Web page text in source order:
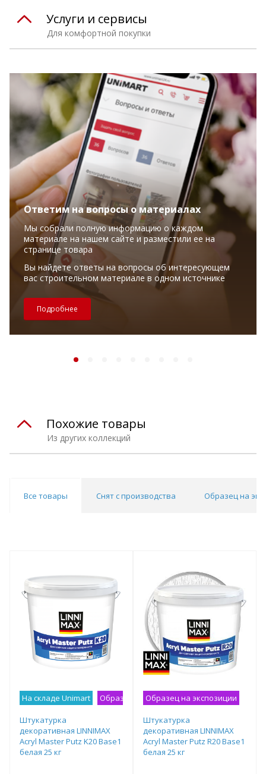
Для комфортной покупки
Услуги и сервисы
Ответим на вопросы о материалах
Мы собрали полную информацию о каждом
материале на нашем сайте и разместили ее на
странице товара
Вы найдете ответы на вопросы об интересующем
вас строительном материале в одном источнике
Подробнее
Из других коллекций
Похожие товары
Все товары Снят с производства Образец на
На складе Unimart Образец на экспозиции
Штукатурка
декоративная LINNIMAX
Acryl Master Putz K20 Base1
белая 25 кг
Образец на экспозиции
Штукатурка
декоративная LINNIMAX
Acryl Master Putz R20 Base1
белая 25 кг